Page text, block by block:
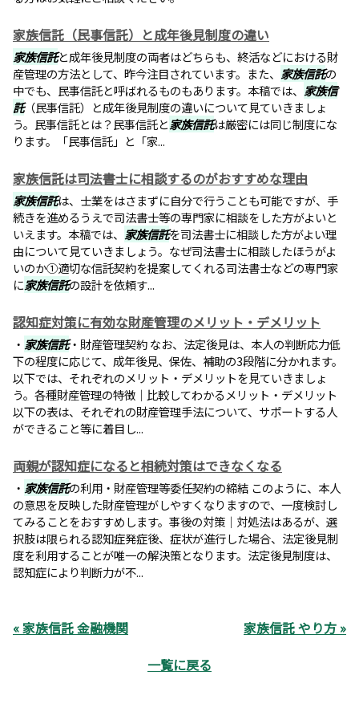
家族信託（民事信託）と成年後見制度の違い
家族信託と成年後見制度の両者はどちらも、終活などにおける財
産管理の方法として、昨今注目されています。また、 家族信託の
中でも、民事信託と呼ばれるものもあります。本稿では、 家族信
託（民事信託）と成年後見制度の違いについて見ていきましょ
う。民事信託とは？民事信託と家族信託は厳密には同じ制度にな
ります。「民事信託」と「家...
家族信託は司法書士に相談するのがおすすめな理由
家族信託は、士業をはさまずに自分で行うことも可能ですが、手
続きを進めるうえで司法書士等の専門家に相談をした方がよいと
いえます。本稿では、 家族信託を司法書士に相談した方がよい理
由について見ていきましょう。なぜ司法書士に相談したほうがよ
いのか①適切な信託契約を提案してくれる司法書士などの専門家
に家族信託の設計を依頼す...
認知症対策に有効な財産管理のメリット・デメリット
・ 家族信託・財産管理契約 なお、法定後見は、本人の判断応力低
下の程度に応じて、成年後見、保佐、補助の3段階に分かれます。
以下では、それぞれのメリット・デメリットを見ていきましょ
う。各種財産管理の特徴｜比較してわかるメリット・デメリット
以下の表は、それぞれの財産管理手法について、サポートする人
ができること等に着目し...
両親が認知症になると相続対策はできなくなる
・ 家族信託の利用・財産管理等委任契約の締結 このように、本人
の意思を反映した財産管理がしやすくなりますので、一度検討し
てみることをおすすめします。事後の対策｜対処法はあるが、選
択肢は限られる認知症発症後、症状が進行した場合、法定後見制
度を利用することが唯一の解決策となります。法定後見制度は、
認知症により判断力が不...
« 家族信託 金融機関
家族信託 やり方 »
一覧に戻る